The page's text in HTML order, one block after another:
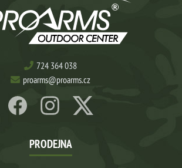
724 364 038
proarms@proarms.cz
PRODEJNA